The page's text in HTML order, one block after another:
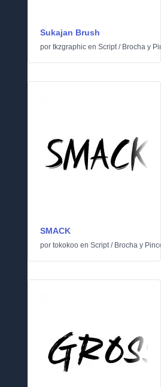
Sukajan Brush
por tkzgraphic en Script/ Brocha y
SMACK
por tokokoo en Script/ Brocha y